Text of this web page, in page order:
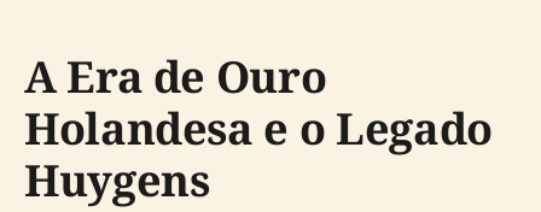
A Era de Ouro
Holandesa e o Legado
Huygens